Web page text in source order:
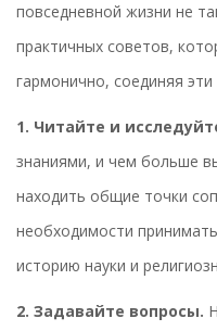
повседневной жизни не
практичных советов,
гармонично, соединяя
1. Читайте и
знаниями, и чем больше
находить общие точки
необходимости
историю науки и
2. Задавайте вопросы.